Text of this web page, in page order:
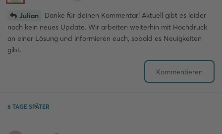
Julian
Danke für deinen Kommentar! Aktuell gibt es leider
noch kein neues Update. Wir arbeiten weiterhin mit Hochdruck
an einer Lösung und informieren euch, sobald es Neuigkeiten
gibt.
Kommentieren
6 TAGE SPÄTER